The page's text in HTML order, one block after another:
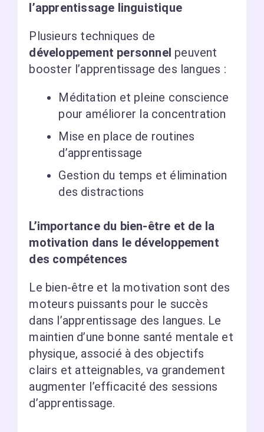
l’apprentissage linguistique
Plusieurs techniques de
développement personnel peuvent
booster l’apprentissage des langues :
Méditation et pleine conscience
pour améliorer la concentration
Mise en place de routines
d’apprentissage
Gestion du temps et élimination
des distractions
L’importance du bien-être et de la
motivation dans le développement
des compétences
Le bien-être et la motivation sont des
moteurs puissants pour le succès
dans l’apprentissage des langues. Le
maintien d’une bonne santé mentale et
physique, associé à des objectifs
clairs et atteignables, va grandement
augmenter l’efficacité des sessions
d’apprentissage.